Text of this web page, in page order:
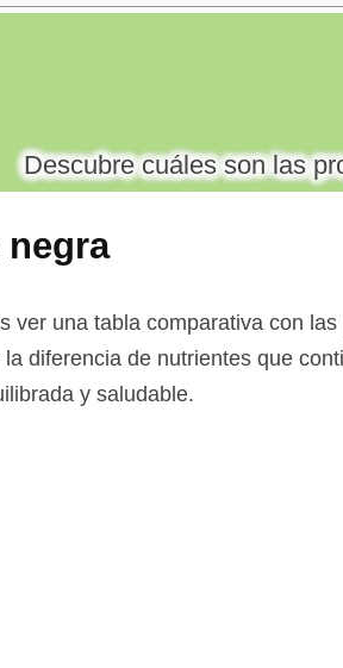
negra
Descubre cuáles son las
ver una tabla comparativa con
diferencia de nutrientes que
y saludable.